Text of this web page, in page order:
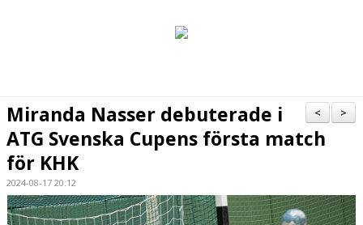
KALENDER
HANDBOLLSSKOLA
PARTNERSKAP
>
<
Miranda Nasser debuterade i
ATG Svenska Cupens första match
för KHK
2024-08-17 20:12